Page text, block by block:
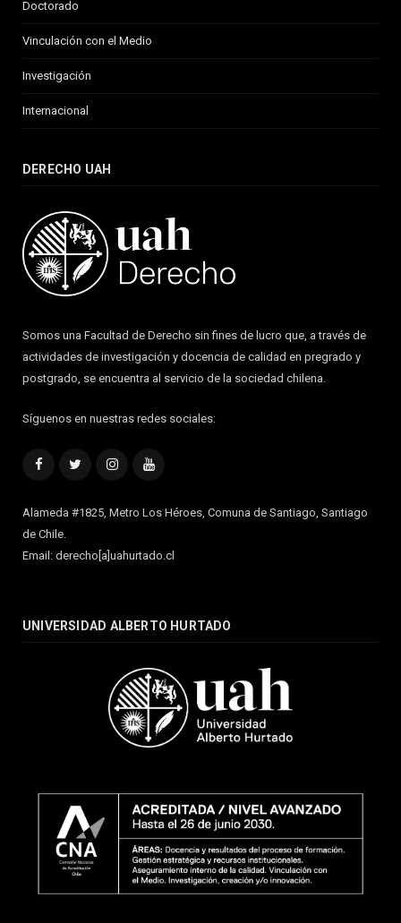
Doctorado
Vinculación con el Medio
Investigación
Internacional
DERECHO UAH
Somos una Facultad de Derecho sin fines de lucro que, a través de
actividades de investigación y docencia de calidad en pregrado y
postgrado, se encuentra al servicio de la sociedad chilena.
Síguenos en nuestras redes sociales:
FacebookTwitterInstagramYouTube
Alameda #1825, Metro Los Héroes, Comuna de Santiago, Santiago
de Chile.
Email: derecho[a]uahurtado.cl
UNIVERSIDAD ALBERTO HURTADO